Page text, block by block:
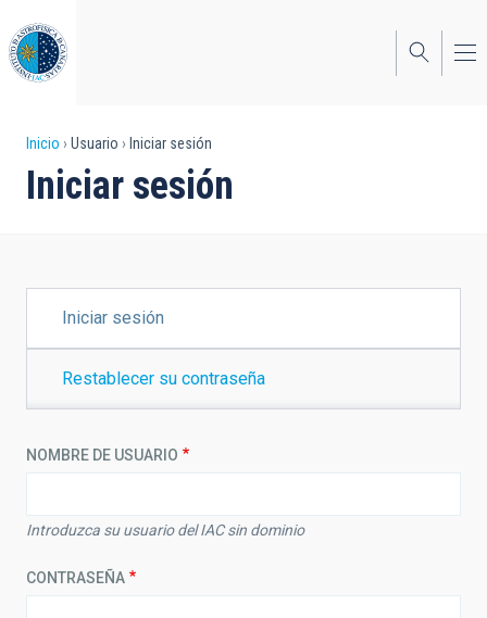
al
contenido
principal
Sobrescribir
enlaces
la
navegación
Inicio Usuario Iniciar sesión
Iniciar sesión
PRINCIPALES
Iniciar sesión
Restablecer su contraseña
NOMBRE DE USUARIO
Introduzca su usuario del IAC sin dominio
CONTRASEÑA